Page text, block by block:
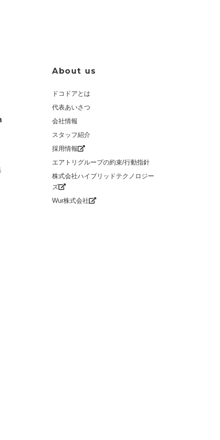
About us
ドコドアとは
代表あいさつ
会社情報
スタッフ紹介
採用情報
エアトリグループの約束/行動指針
株式会社ハイブリッドテクノロジー
ズ
Wur株式会社